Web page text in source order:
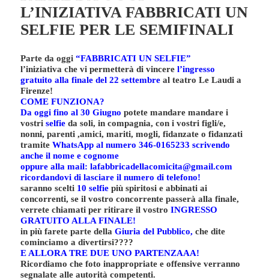
L’INIZIATIVA FABBRICATI UN
SELFIE PER LE SEMIFINALI
Parte da oggi “FABBRICATI UN SELFIE”
l’iniziativa che vi permetterà di vincere l’ingresso
gratuito alla finale del 22 settembre al teatro Le Laudi a
Firenze!
COME FUNZIONA?
Da oggi fino al 30 Giugno potete mandare mandare i
vostriselfieda soli, in compagnia, con i vostri figli/e,
nonni, parenti ,amici, mariti, mogli, fidanzate o fidanzati
tramite WhatsApp al numero 346-0165233 scrivendo
anche il nome e cognome
oppure alla mail: lafabbricadellacomicita@gmail.com
ricordandovi di lasciare il numero di telefono!
saranno scelti 10 selfie più spiritosi eabbinati ai
concorrenti, se il vostro concorrente passerà alla finale,
verrete chiamati per ritirare il vostro INGRESSO
GRATUITO ALLA FINALE!
in più farete parte della Giuria del Pubblico, che dite
cominciamo a divertirsi????
E ALLORA TRE DUE UNO PARTENZAAA!
Ricordiamo che foto inappropriate e offensive verranno
segnalate alle autorità competenti.